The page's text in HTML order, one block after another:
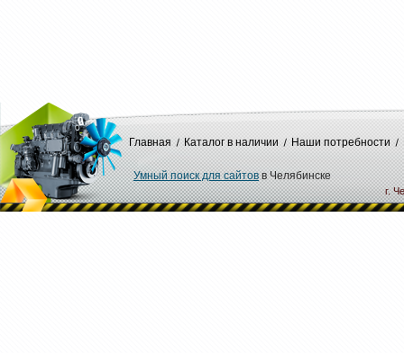
Главная Каталог в наличии Наши потребности
Умный поиск для сайтовв Челябинске
г.